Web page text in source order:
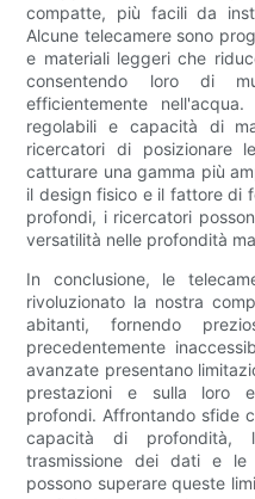
compatte, più facili da
Alcune telecamere sono
e materiali leggeri che
consentendo loro di
efficientemente
regolabili e capacità di
ricercatori di posizionare
catturare una gamma più
il design fisico e il fattore di
profondi, i ricercatori
versatilità nelle profondità
In conclusione, le
rivoluzionato la nostra
abitanti, fornendo
precedentemente
avanzate presentano
prestazioni e sulla loro
profondi. Affrontando sfide
capacità di
trasmissione dei dati e le
possono superare queste